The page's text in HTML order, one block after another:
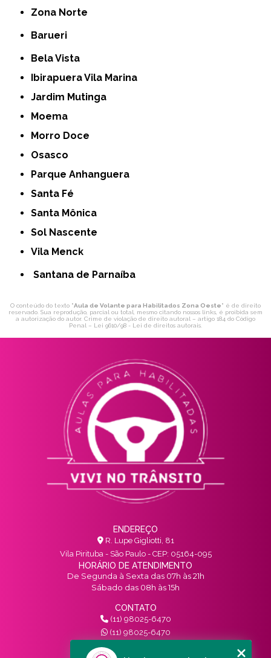
Zona Norte
Barueri
Bela Vista
Ibirapuera Vila Marina
Jardim Mutinga
Moema
Morro Doce
Osasco
Parque Anhanguera
Santa Fé
Santa Mônica
Sol Nascente
Vila Menck
Santana de Parnaíba
O conteúdo do texto "Aula de Volante para Habilitados Zona Oeste" é de direito
reservado. Sua reprodução, parcial ou total, mesmo citando nossos links, é proibida sem
a autorização do autor. Crime de violação de direito autoral – artigo 184 do Código
Penal – Lei 9610/98 - Lei de direitos autorais.
ENDEREÇO
R. Lupe Gigliotti, 81
Vila Pirituba - São Paulo - CEP: 05164-095
HORÁRIO DE ATENDIMENTO
De Segunda à Sexta das 07h às 21h
Sábado das 08h às 15h
CONTATO
(11) 98025-6470
(11) 98025-6470
contato@vivinotransito.com.br